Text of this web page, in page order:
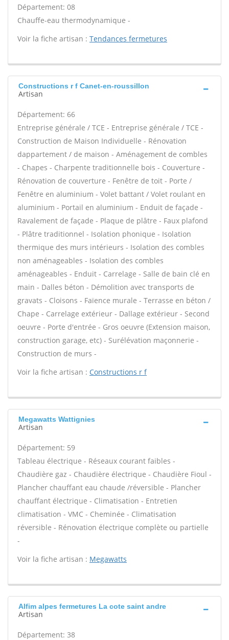
Département: 08
Chauffe-eau thermodynamique -
Voir la fiche artisan : Tendances fermetures
Constructions r f Canet-en-roussillon
Artisan
Département: 66
Entreprise générale / TCE - Entreprise générale / TCE -
Construction de Maison Individuelle - Rénovation
dappartement / de maison - Aménagement de combles
- Chapes - Charpente traditionnelle bois - Couverture -
Rénovation de couverture - Fenêtre de toit - Porte /
Fenêtre en aluminium - Volet battant / Volet roulant en
aluminium - Portail en aluminium - Enduit de façade -
Ravalement de façade - Plaque de plâtre - Faux plafond
- Plâtre traditionnel - Isolation phonique - Isolation
thermique des murs intérieurs - Isolation des combles
non aménageables - Isolation des combles
aménageables - Enduit - Carrelage - Salle de bain clé en
main - Dalles béton - Démolition avec transports de
gravats - Cloisons - Faïence murale - Terrasse en béton /
Chape - Carrelage extérieur - Dallage extérieur - Second
oeuvre - Porte d'entrée - Gros oeuvre (Extension maison,
construction garage, etc) - Surélévation maçonnerie -
Construction de murs -
Voir la fiche artisan : Constructions r f
Megawatts Wattignies
Artisan
Département: 59
Tableau électrique - Réseaux courant faibles -
Chaudière gaz - Chaudière électrique - Chaudière Fioul -
Plancher chauffant eau chaude /réversible - Plancher
chauffant électrique - Climatisation - Entretien
climatisation - VMC - Cheminée - Climatisation
réversible - Rénovation électrique complète ou partielle
-
Voir la fiche artisan : Megawatts
Alfim alpes fermetures La cote saint andre
Artisan
Département: 38